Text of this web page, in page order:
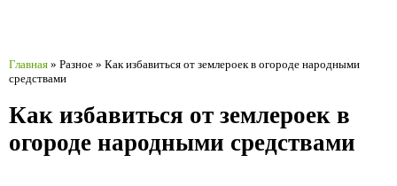
Главная » Разное » Как избавиться от землероек в огороде народными
средствами
Как избавиться от землероек в
огороде народными средствами